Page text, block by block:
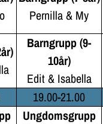
Pernilla & My
Barngrupp (9-
10år)
Edit & Isabella
19.00-21.00
Ungdomsgrupp